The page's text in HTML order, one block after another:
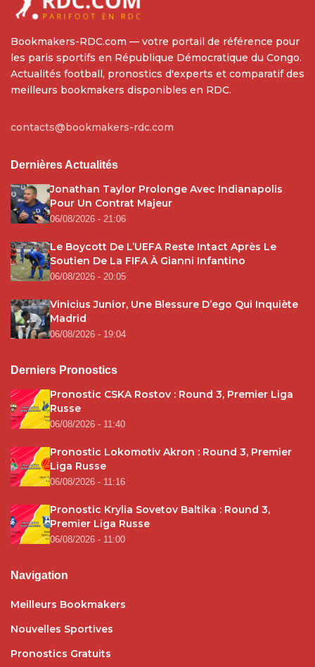
Bookmakers-RDC.com — votre portail de référence pour
les paris sportifs en République Démocratique du Congo.
Actualités football, pronostics d'experts et comparatif des
meilleurs bookmakers disponibles en RDC.
contacts@bookmakers-rdc.com
Dernières Actualités
Jonathan Taylor Prolonge Avec Indianapolis
Pour Un Contrat Majeur
06/08/2026 - 21:06
Le Boycott De L’UEFA Reste Intact Après Le
Soutien De La FIFA À Gianni Infantino
06/08/2026 - 20:05
Vinicius Junior, Une Blessure D’ego Qui Inquiète
Madrid
06/08/2026 - 19:04
Derniers Pronostics
Pronostic CSKA Rostov : Round 3, Premier Liga
Russe
06/08/2026 - 11:40
Pronostic Lokomotiv Akron : Round 3, Premier
Liga Russe
06/08/2026 - 11:16
Pronostic Krylia Sovetov Baltika : Round 3,
Premier Liga Russe
06/08/2026 - 11:00
Navigation
Meilleurs Bookmakers
Nouvelles Sportives
Pronostics Gratuits